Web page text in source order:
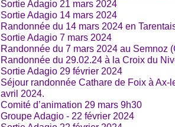
Sortie Adagio 21 mars 2024
Sortie Adagio 14 mars 2024
Randonnée du 14 mars 2024 en
Sortie Adagio 7 mars 2024
Randonnée du 7 mars 2024 au Semnoz
Randonnée du 29.02.24 à la Croix du
Sortie Adagio 29 février 2024
Séjour randonnée Cathare de Foix à Ax-
avril 2024.
Comité d’animation 29 mars 9h30
Groupe Adagio - 22 février 2024